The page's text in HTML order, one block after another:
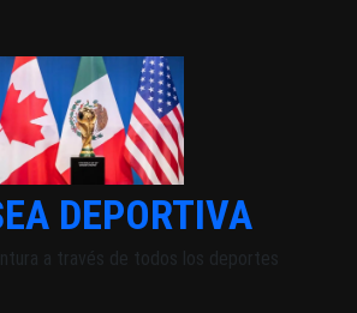
DEPORTIVA
a través de todos los deportes